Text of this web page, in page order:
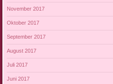
November 2017
Oktober 2017
September 2017
August 2017
Juli 2017
Juni 2017